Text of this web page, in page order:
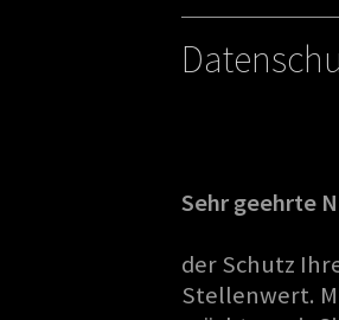
Sehr geehrte
der Schutz
Stellenwert.